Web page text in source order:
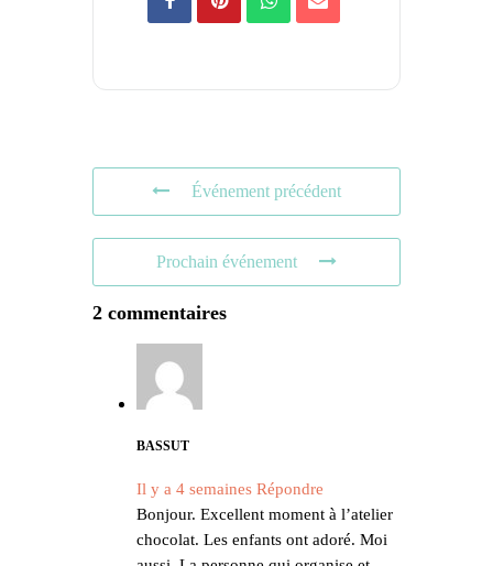
Événement précédent
Prochain événement
2 commentaires
BASSUT
Il y a 4 semaines Répondre
Bonjour. Excellent moment à l’atelier
chocolat. Les enfants ont adoré. Moi